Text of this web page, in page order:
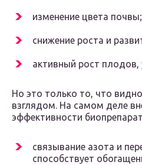
изменение цвета почвы;
снижение роста и
активный рост плодов,
Но это только то, что
взглядом. На самом деле
эффективности
связывание азота и
способствует